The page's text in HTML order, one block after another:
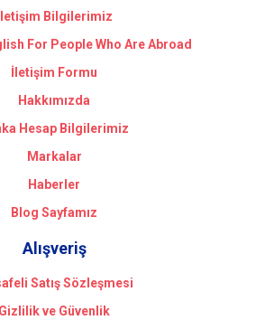
Bilgilerimiz
For People Who Are Abroad
İletişim Formu
Hakkımızda
Hesap Bilgilerimiz
Markalar
Haberler
Blog Sayfamız
Alışveriş
Satış Sözleşmesi
Gizlilik ve Güvenlik